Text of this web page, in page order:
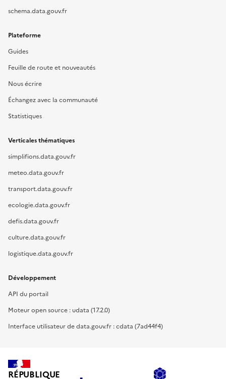
schema.data.gouv.fr
Plateforme
Guides
Feuille de route et nouveautés
Nous écrire
Échangez avec la communauté
Statistiques
Verticales thématiques
simplifions.data.gouv.fr
meteo.data.gouv.fr
transport.data.gouv.fr
ecologie.data.gouv.fr
defis.data.gouv.fr
culture.data.gouv.fr
logistique.data.gouv.fr
Développement
API du portail
Moteur open source : udata (17.2.0)
Interface utilisateur de data.gouv.fr : cdata (7ad44f4)
RÉPUBLIQUE